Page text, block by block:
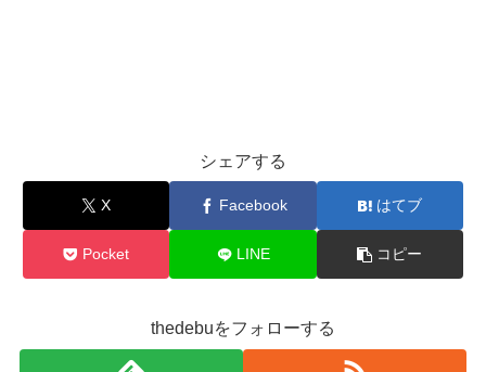
シェアする
X Facebook はてブ
Pocket LINE コピー
thedebuをフォローする